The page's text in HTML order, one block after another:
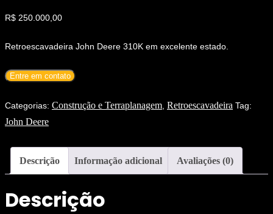
R$ 250.000,00
Retroescavadeira John Deere 310K em excelente estado.
Entre em contato
Categorias: Construção e Terraplanagem, Retroescavadeira Tag:
John Deere
Descrição Informação adicional Avaliações (0)
Descrição